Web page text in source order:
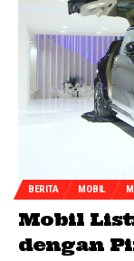
BERITA MOBIL
Mobil
dengan